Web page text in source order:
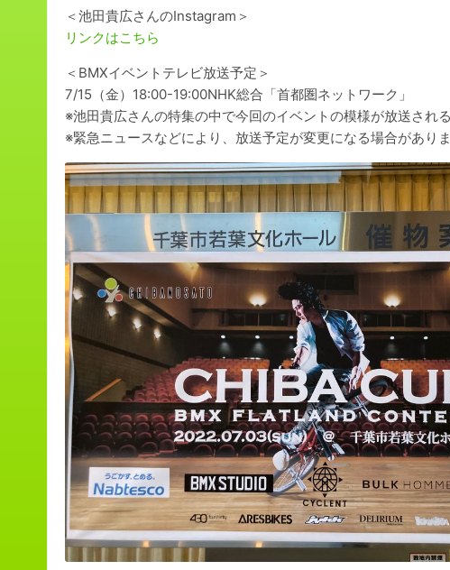
＜池田貴広さんのInstagram＞
リンクはこちら
＜BMXイベントテレビ放送予定＞
7/15（金）18:00-19:00NHK総合「首都圏ネットワーク」
※池田貴広さんの特集の中で今回のイベントの模様が放送される
※緊急ニュースなどにより、放送予定が変更になる場合がありま